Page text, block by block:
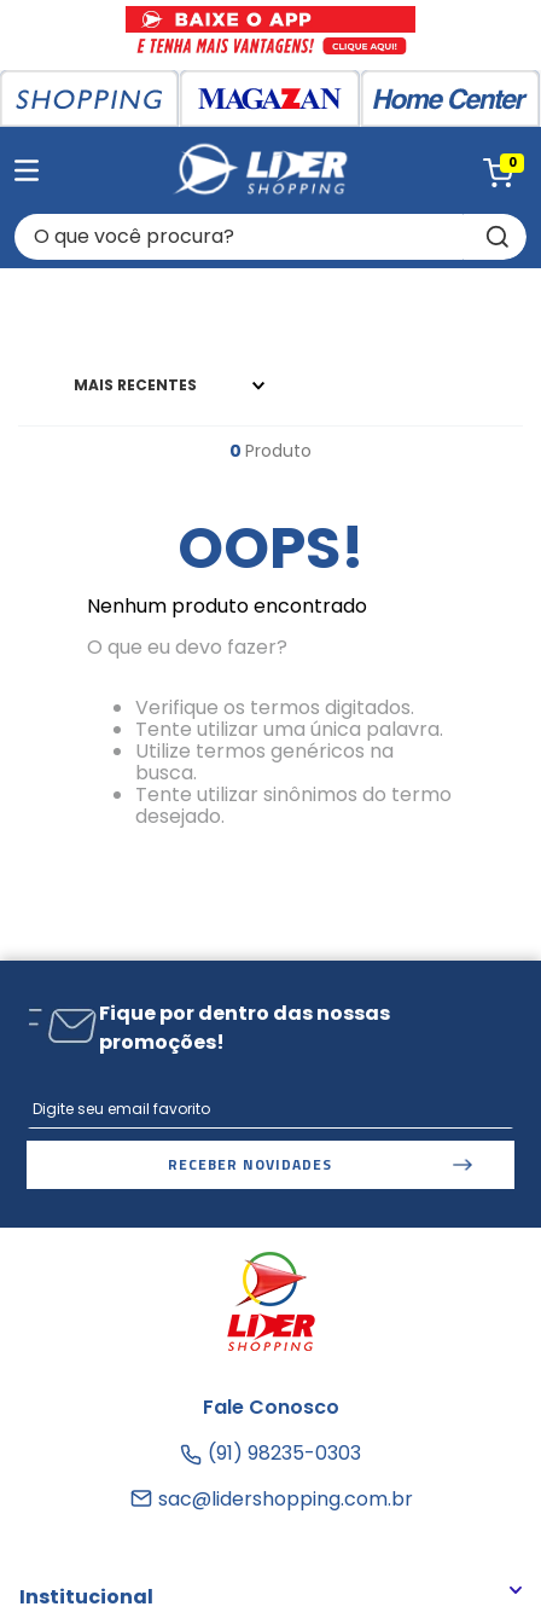
0
O que você procura?
MAIS RECENTES
0 Produto
OOPS!
Nenhum produto encontrado
O que eu devo fazer?
Verifique os termos digitados.
Tente utilizar uma única palavra.
Utilize termos genéricos na
busca.
Tente utilizar sinônimos do termo
desejado.
Fique por dentro das nossas
promoções!
RECEBER NOVIDADES
Fale Conosco
(91) 98235-0303
sac@lidershopping.com.br
Institucional